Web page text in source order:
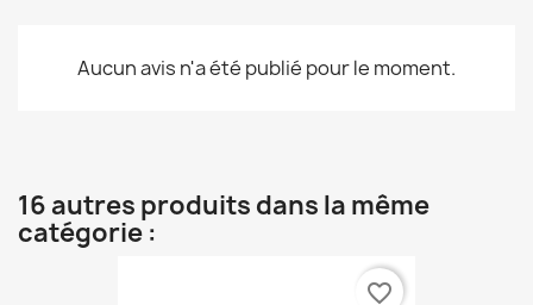
Aucun avis n'a été publié pour le moment.
16 autres produits dans la même
catégorie :
favorite_border